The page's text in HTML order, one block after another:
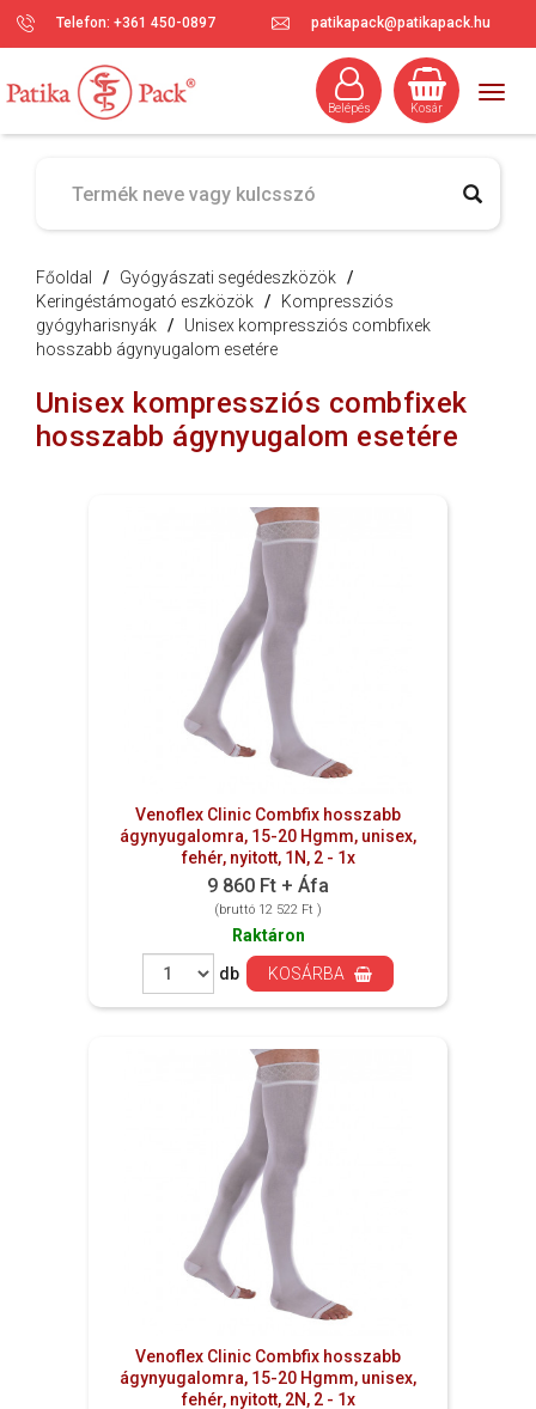
Telefon: +361 450-0897 patikapack@patikapack.hu
Kosár
Belépés
Főoldal / Gyógyászati segédeszközök /
Keringéstámogató eszközök / Kompressziós
gyógyharisnyák / Unisex kompressziós combfixek
hosszabb ágynyugalom esetére
Unisex kompressziós combfixek
hosszabb ágynyugalom esetére
Venoflex Clinic Combfix hosszabb
ágynyugalomra, 15-20 Hgmm, unisex,
fehér, nyitott, 1N, 2 - 1x
9 860 Ft + Áfa
(bruttó 12 522 Ft )
Raktáron
db
KOSÁRBA
Venoflex Clinic Combfix hosszabb
ágynyugalomra, 15-20 Hgmm, unisex,
fehér, nyitott, 2N, 2 - 1x